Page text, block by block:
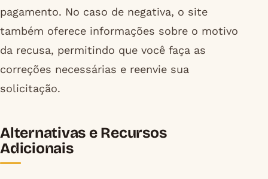
pagamento. No caso de negativa, o site
também oferece informações sobre o motivo
da recusa, permitindo que você faça as
correções necessárias e reenvie sua
solicitação.
Alternativas e Recursos
Adicionais